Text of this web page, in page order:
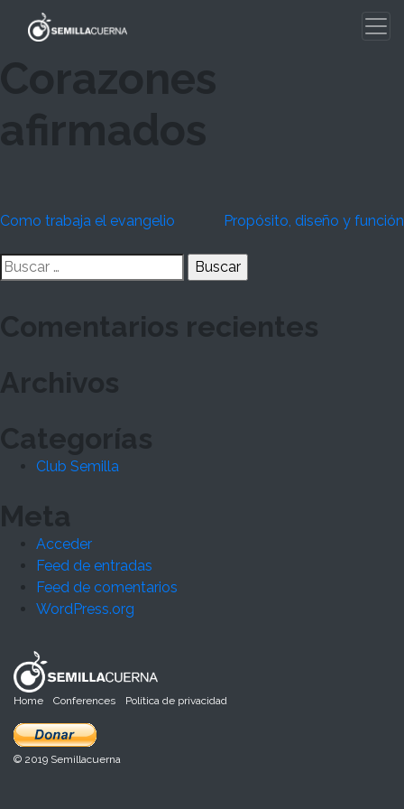
Corazones
afirmados
Navegación
de
Como trabaja el evangelio Propósito, diseño y función
Buscar:
Comentarios recientes
Archivos
Categorías
Club Semilla
Meta
Acceder
Feed de entradas
Feed de comentarios
WordPress.org
Home Conferences Política de privacidad
© 2019 Semillacuerna